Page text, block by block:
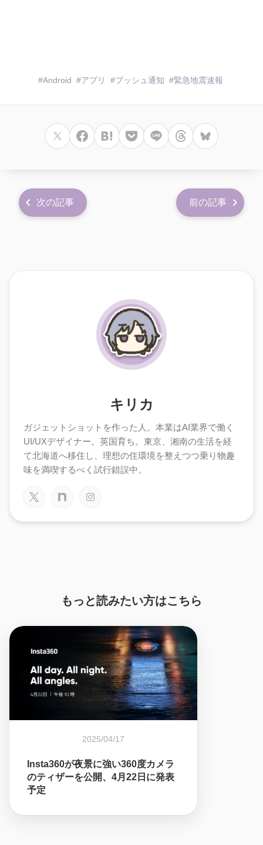
Android アプリ プッシュ通知 緊急地震速報
次の記事 前の記事
キリカ
ガジェットショットを作った人。本業はAI業界で働く
UI/UXデザイナー。英国育ち。東京、湘南の生活を経
て北海道へ移住し、理想の住環境を整えつつ乗り物趣
味を満喫するべく試行錯誤中。
もっと読みたい方はこちら
2025/04/17
Insta360が夜景に強い360度カメラ
のティザーを公開、4月22日に発表
予定